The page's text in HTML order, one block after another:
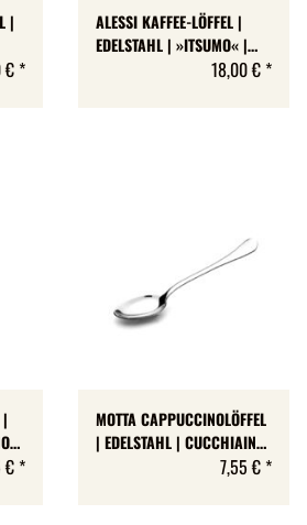
|
€ *
ALESSI KAFFEE-LÖFFEL |
EDELSTAHL | »ITSUMO« |
18,00 € *
|
|
€ *
MOTTA CAPPUCCINOLÖFFEL
| EDELSTAHL | CUCCHIAINO
CAPPUCCINO | MADE IN
7,55 € *